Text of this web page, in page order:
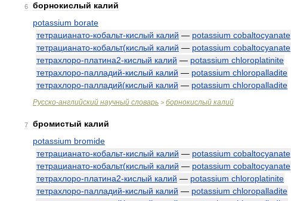
6 борнокислый калий
potassium borate
тетрацианато-кобальт-кислый калий — potassium cobaltocyanate
тетрацианато-кобальт(кислый калий — potassium cobaltocyanate
тетрахлоро-платина2-кислый калий — potassium chloroplatinite
тетрахлоро-палладий-кислый калий — potassium chloropalladite
тетрахлоро-палладий(кислый калий — potassium chloropalladite
Русско-английский научный словарь > борнокислый калий
7 бромистый калий
potassium bromide
тетрацианато-кобальт-кислый калий — potassium cobaltocyanate
тетрацианато-кобальт(кислый калий — potassium cobaltocyanate
тетрахлоро-платина2-кислый калий — potassium chloroplatinite
тетрахлоро-палладий-кислый калий — potassium chloropalladite